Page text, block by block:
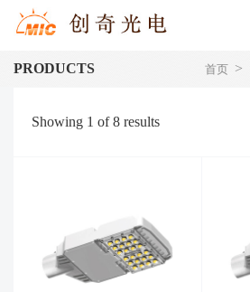
PRODUCTS 首页 >
Showing 1 of8 results